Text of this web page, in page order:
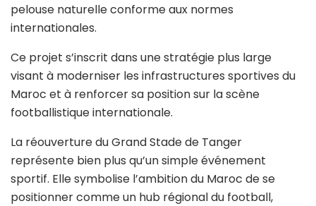
pelouse naturelle conforme aux normes
internationales.
Ce projet s’inscrit dans une stratégie plus large
visant à moderniser les infrastructures sportives du
Maroc et à renforcer sa position sur la scène
footballistique internationale.
La réouverture du Grand Stade de Tanger
représente bien plus qu’un simple événement
sportif. Elle symbolise l’ambition du Maroc de se
positionner comme un hub régional du football,